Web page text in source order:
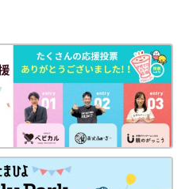
家族漫画を描いてます♪
）でも日常漫画を掲載中。